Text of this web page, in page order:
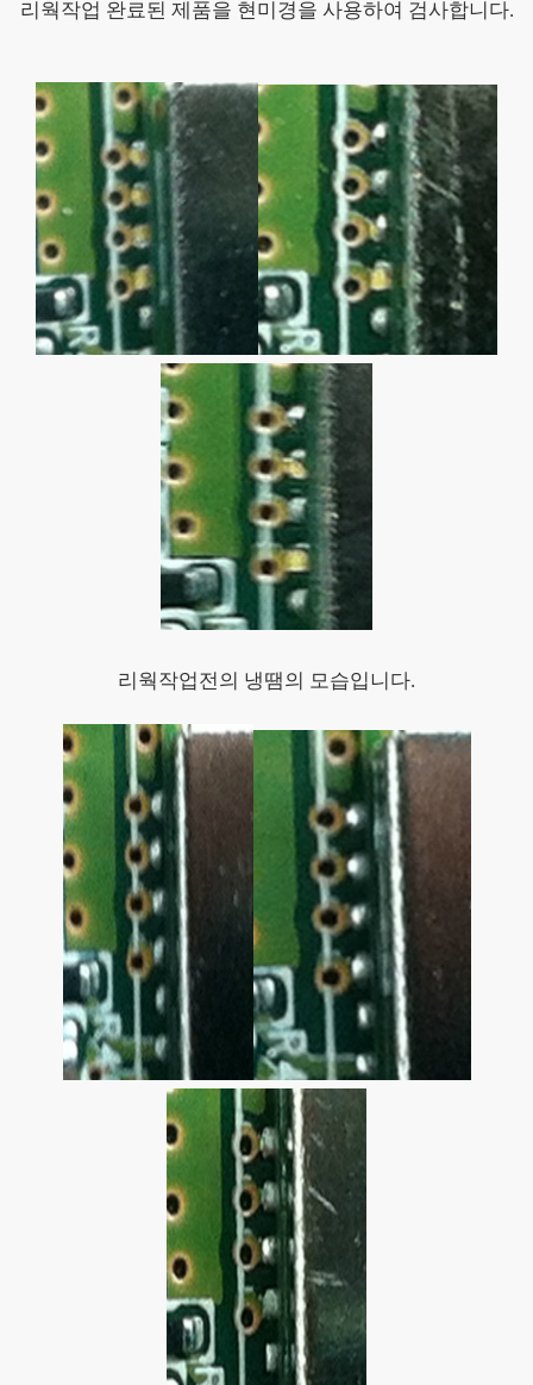
리웍작업 완료된 제품을 현미경을 사용하여 검사합니다.
리웍작업전의 냉땜의 모습입니다.